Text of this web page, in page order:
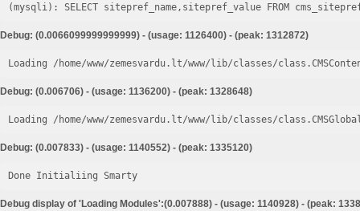
Debug: (0.0066099999999999) - (usage: 1126400) - (peak: 1312872)
Loading /home/www/zemesvardu.lt/www/lib/classes/
Debug: (0.006706) - (usage: 1136200) - (peak: 1328648)
Loading /home/www/zemesvardu.lt/www/lib/classes/
Debug: (0.007833) - (usage: 1140552) - (peak: 1335120)
Done Initialiing Smarty
Debug display of 'Loading Modules':(0.007888) - (usage: 1140928) - (peak: